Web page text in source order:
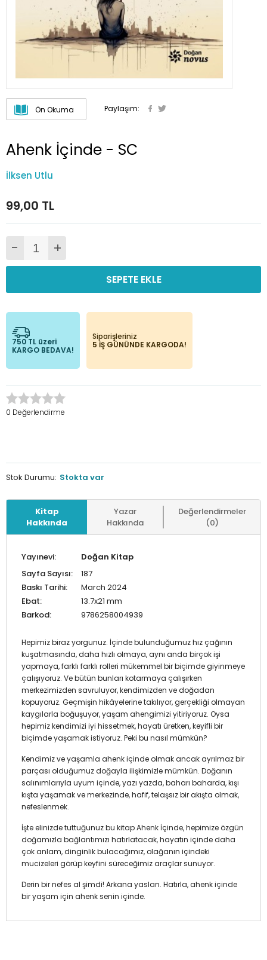
Ön Okuma Paylaşım:
Ahenk İçinde - SC
İlksen Utlu
99,00 TL
- +
SEPETE EKLE
750 TL üzeri
KARGO BEDAVA!
Siparişleriniz
5 İŞ GÜNÜNDE KARGODA!
0 Değerlendirme
Stok Durumu: Stokta var
Kitap
Hakkında
Yazar
Hakkında
Değerlendirmeler
(0)
Yayınevi:
Doğan Kitap
Sayfa Sayısı:
187
Baskı Tarihi:
March 2024
Ebat:
13.7x21 mm
Barkod:
9786258004939
Hepimiz biraz yorgunuz. İçinde bulunduğumuz hız çağının
kuşatmasında, daha hızlı olmaya, aynı anda birçok işi
yapmaya, farklı farklı rolleri mükemmel bir biçimde giyinmeye
çalışıyoruz. Ve bütün bunları kotarmaya çalışırken
merkezimizden savruluyor, kendimizden ve doğadan
kopuyoruz. Geçmişin hikâyelerine takılıyor, gerçekliği olmayan
kaygılarla boğuşuyor, yaşam ahengimizi yitiriyoruz. Oysa
hepimiz kendimizi iyi hissetmek, hayatı üretken, keyifli bir
biçimde yaşamak istiyoruz. Peki bu nasıl mümkün?
Kendimiz ve yaşamla ahenk içinde olmak ancak ayrılmaz bir
parçası olduğumuz doğayla ilişkimizle mümkün. Doğanın
salınımlarıyla uyum içinde, yazı yazda, baharı baharda, kışı
kışta yaşamak ve merkezinde, hafif, telaşsız bir akışta olmak,
nefeslenmek.
İşte elinizde tuttuğunuz bu kitap Ahenk İçinde, hepimize özgün
doğamızla bağlantımızı hatırlatacak, hayatın içinde daha
çok anlam, dinginlik bulacağımız, olağanın içindeki
mucizeleri görüp keyfini süreceğimiz araçlar sunuyor.
Derin bir nefes al şimdi! Arkana yaslan. Hatırla, ahenk içinde
bir yaşam için ahenk senin içinde.